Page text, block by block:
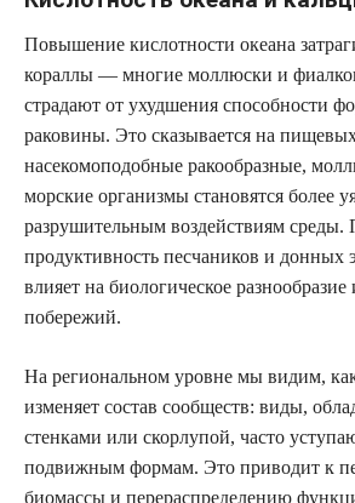
Повышение кислотности океана
кораллы — многие моллюски и
страдают от ухудшения способности
раковины. Это сказывается на
насекомоподобные ракообразные,
морские организмы становятся более
разрушительным воздействиям среды.
продуктивность песчаников и донных
влияет на биологическое разнообразие
побережий.
На региональном уровне мы видим,
изменяет состав сообществ: виды,
стенками или скорлупой, часто
подвижным формам. Это приводит к
биомассы и перераспределению